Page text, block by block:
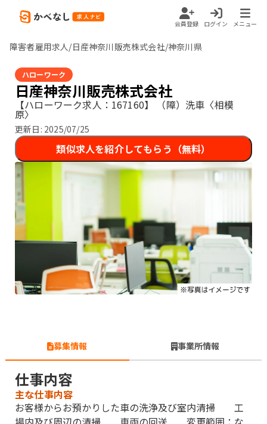
会員登録 ログイン メニュー
障害者雇用求人/日産神奈川販売株式会社/神奈川県
ハローワーク
日産神奈川販売株式会社
【ハローワーク求人：167160】 （障）洗車〈相模
原〉
更新日: 2025/07/25
類似求人を紹介してもらう（無料）
募集情報 事業所情報
仕事内容
主な仕事内容
お客様からお預かりした車の洗浄及び室内清掃 工